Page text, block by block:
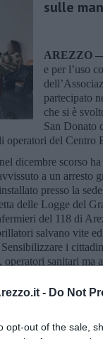
- Do Not
opt-out of the sale,
sulle
AREZZO
e per l’uso
partecipato
che si è
San Donato
operatori del Centro
dicembre scorso
a un arresto
presso la
delle Logge del
del 118 di
salvano vite
i
sanitari ma
di emergenza e